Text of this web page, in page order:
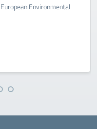
Environmental